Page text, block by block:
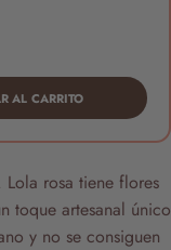
AL CARRITO
rosa tiene flores
toque artesanal único
y no se consiguen